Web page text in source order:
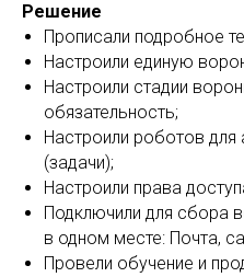
Решение
Прописали подробное
Настроили единую
Настроили стадии
обязательность;
Настроили роботов
(задачи);
Настроили права
Подключили для сбора
в одном месте: Почта,
Провели обучение и